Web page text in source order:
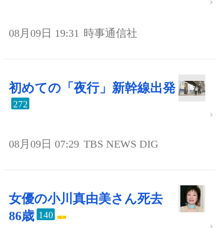
08月09日 19:31 時事通信社
初めての「夜行」新幹線出発
272
08月09日 07:29 TBS NEWS DIG
女優の小川真由美さん死去
86歳 140